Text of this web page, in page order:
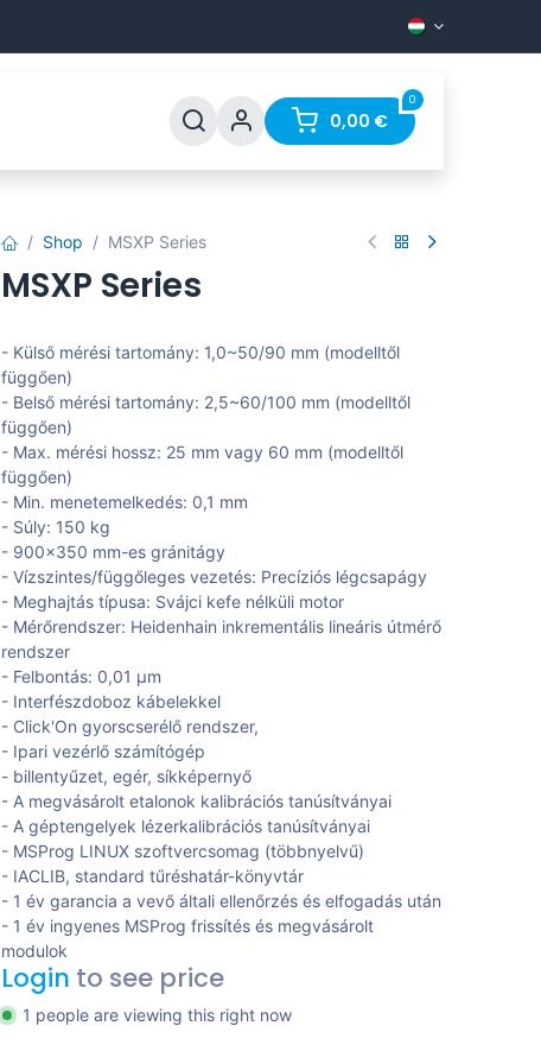
FAQ Contact
0
0,00 €
Shop MSXP Series
MSXP Series
- Külső mérési tartomány: 1,0~50/90 mm (modelltől
függően)
- Belső mérési tartomány: 2,5~60/100 mm (modelltől
függően)
- Max. mérési hossz: 25 mm vagy 60 mm (modelltől
függően)
- Min. menetemelkedés: 0,1 mm
- Súly: 150 kg
- 900x350 mm-es gránitágy
- Vízszintes/függőleges vezetés: Precíziós légcsapágy
- Meghajtás típusa: Svájci kefe nélküli motor
- Mérőrendszer: Heidenhain inkrementális lineáris útmérő
rendszer
- Felbontás: 0,01 μm
- Interfészdoboz kábelekkel
- Click'On gyorscserélő rendszer,
- Ipari vezérlő számítógép
- billentyűzet, egér, síkképernyő
- A megvásárolt etalonok kalibrációs tanúsítványai
- A géptengelyek lézerkalibrációs tanúsítványai
- MSProg LINUX szoftvercsomag (többnyelvű)
- IACLIB, standard tűréshatár-könyvtár
- 1 év garancia a vevő általi ellenőrzés és elfogadás után
- 1 év ingyenes MSProg frissítés és megvásárolt
modulok
Login to see price
1 people are viewing this right now